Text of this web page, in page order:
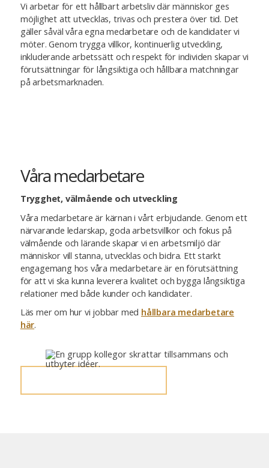
Vi arbetar för ett hållbart arbetsliv där människor ges
möjlighet att utvecklas, trivas och prestera över tid. Det
gäller såväl våra egna medarbetare och de kandidater vi
möter. Genom trygga villkor, kontinuerlig utveckling,
inkluderande arbetssätt och respekt för individen skapar vi
förutsättningar för långsiktiga och hållbara matchningar
på arbetsmarknaden.
Våra medarbetare
Trygghet, välmående och utveckling
Våra medarbetare är kärnan i vårt erbjudande. Genom ett
närvarande ledarskap, goda arbetsvillkor och fokus på
välmående och lärande skapar vi en arbetsmiljö där
människor vill stanna, utvecklas och bidra. Ett starkt
engagemang hos våra medarbetare är en förutsättning
för att vi ska kunna leverera kvalitet och bygga långsiktiga
relationer med både kunder och kandidater.
Läs mer om hur vi jobbar med hållbara medarbetare
här.